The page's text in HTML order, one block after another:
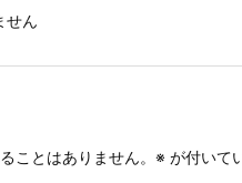
せん
ことはありません。 ※ が付いて